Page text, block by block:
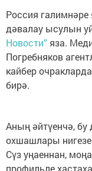
Россия
дәвалау ысулын
Новости” яза.
Погребняков
кайбер
бирә.
Аның әйтүенчә,
охшашлары
Сүз уңаеннан,
профильле